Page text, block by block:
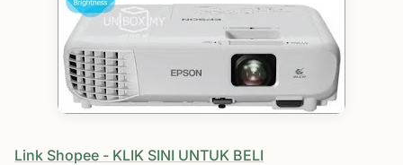
Link Shopee - KLIK SINI UNTUK BELI